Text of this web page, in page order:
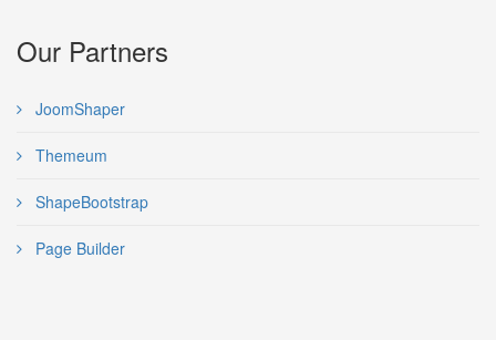
Our Partners
JoomShaper
Themeum
ShapeBootstrap
Page Builder